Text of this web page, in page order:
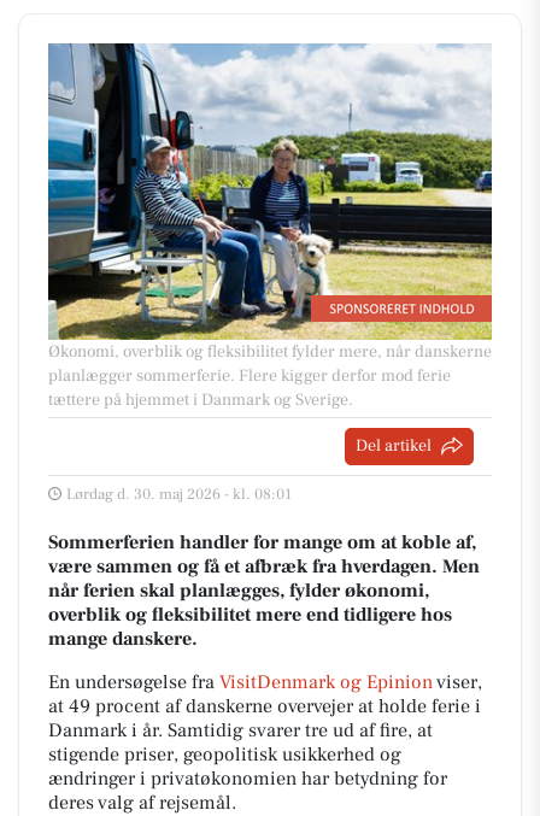
Økonomi, overblik og fleksibilitet fylder mere, når danskerne
planlægger sommerferie. Flere kigger derfor mod ferie
tættere på hjemmet i Danmark og Sverige.
Del artikel
Lørdag d. 30. maj 2026 - kl. 08:01
Sommerferien handler for mange om at koble af,
være sammen og få et afbræk fra hverdagen. Men
når ferien skal planlægges, fylder økonomi,
overblik og fleksibilitet mere end tidligere hos
mange danskere.
En undersøgelse fra VisitDenmark og Epinionviser,
at 49 procent af danskerne overvejer at holde ferie i
Danmark i år. Samtidig svarer tre ud af fire, at
stigende priser, geopolitisk usikkerhed og
ændringer i privatøkonomien har betydning for
deres valg af rejsemål.